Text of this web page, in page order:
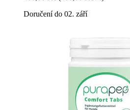
Doručení do 02. září